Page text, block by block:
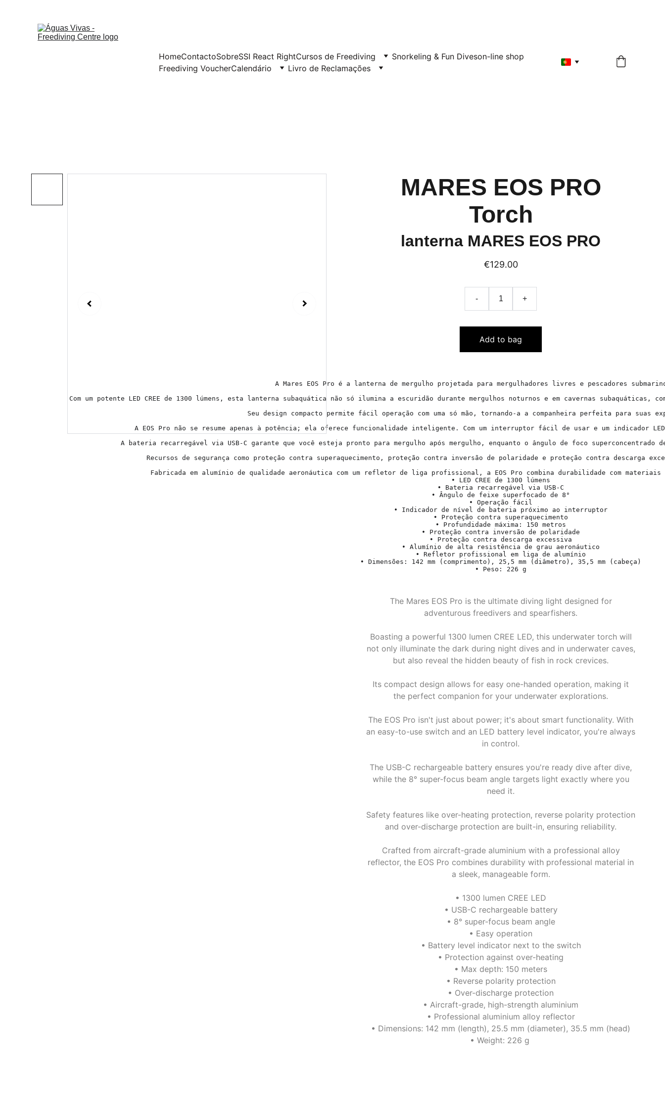
HomeContactoSobreSSI React RightCursos de Freediving Snorkeling & Fun Diveson-line shop
Freediving VoucherCalendário Livro de Reclamações
MARES EOS PRO
Torch
lanterna MARES EOS PRO
€129.00
- +
Add to bag
A Mares EOS Pro é a lanterna de mergulho projetada para mergulhadores livres e pescadores
Com um potente LED CREE de 1300 lúmens, esta lanterna subaquática não só ilumina a escuridão durante mergulhos noturnos e em cavernas subaquáticas,
Seu design compacto permite fácil operação com uma só mão, tornando-a a companheira perfeita para suas
A EOS Pro não se resume apenas à potência; ela oferece funcionalidade inteligente. Com um interruptor fácil de usar e um indicador
A bateria recarregável via USB-C garante que você esteja pronto para mergulho após mergulho, enquanto o ângulo de foco
Recursos de segurança como proteção contra superaquecimento, proteção contra inversão de polaridade e proteção contra descarga
Fabricada em alumínio de qualidade aeronáutica com um refletor de liga profissional, a EOS Pro combina durabilidade com
• LED CREE de 1300 lúmens
• Bateria recarregável via USB-C
• Ângulo de feixe superfocado de 8°
• Operação fácil
• Indicador de nível de bateria próximo ao interruptor
• Proteção contra superaquecimento
• Profundidade máxima: 150 metros
• Proteção contra inversão de polaridade
• Proteção contra descarga excessiva
• Alumínio de alta resistência de grau aeronáutico
• Refletor profissional em liga de alumínio
• Dimensões: 142 mm (comprimento), 25,5 mm (diâmetro), 35,5 mm (cabeça)
• Peso: 226 g
The Mares EOS Pro is the ultimate diving light designed for
adventurous freedivers and spearfishers.
Boasting a powerful 1300 lumen CREE LED, this underwater torch will
not only illuminate the dark during night dives and in underwater caves,
but also reveal the hidden beauty of fish in rock crevices.
Its compact design allows for easy one-handed operation, making it
the perfect companion for your underwater explorations.
The EOS Pro isn't just about power; it's about smart functionality. With
an easy-to-use switch and an LED battery level indicator, you're always
in control.
The USB-C rechargeable battery ensures you're ready dive after dive,
while the 8° super-focus beam angle targets light exactly where you
need it.
Safety features like over-heating protection, reverse polarity protection
and over-discharge protection are built-in, ensuring reliability.
Crafted from aircraft-grade aluminium with a professional alloy
reflector, the EOS Pro combines durability with professional material in
a sleek, manageable form.
• 1300 lumen CREE LED
• USB-C rechargeable battery
• 8° super-focus beam angle
• Easy operation
• Battery level indicator next to the switch
• Protection against over-heating
• Max depth: 150 meters
• Reverse polarity protection
• Over-discharge protection
• Aircraft-grade, high-strength aluminium
• Professional aluminium alloy reflector
• Dimensions: 142 mm (length), 25.5 mm (diameter), 35.5 mm (head)
• Weight: 226 g